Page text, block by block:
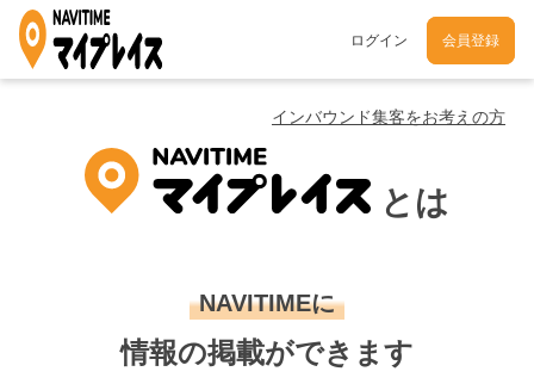
ログイン 会員登録
インバウンド集客をお考えの方
とは
NAVITIMEに
情報の掲載ができます